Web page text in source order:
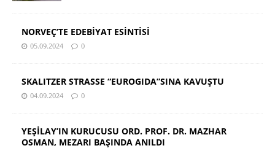
NORVEÇ’TE EDEBİYAT ESİNTİSİ
05.09.2024 0
SKALITZER STRASSE “EUROGIDA”SINA KAVUŞTU
04.09.2024 0
YEŞİLAY’IN KURUCUSU ORD. PROF. DR. MAZHAR
OSMAN, MEZARI BAŞINDA ANILDI